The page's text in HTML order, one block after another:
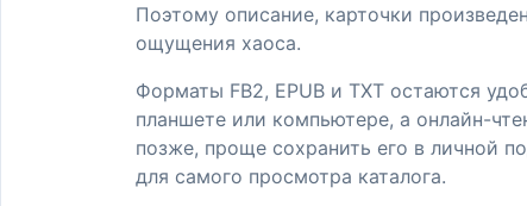
Поэтому описание, карточки
ощущения хаоса.
Форматы FB2, EPUB и TXT остаются
планшете или компьютере, а онлайн-
позже, проще сохранить его в личной
для самого просмотра каталога.